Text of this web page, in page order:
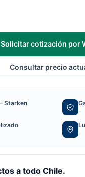
Solicitar cotización por
Consultar precio
Starken
a todo Chile.